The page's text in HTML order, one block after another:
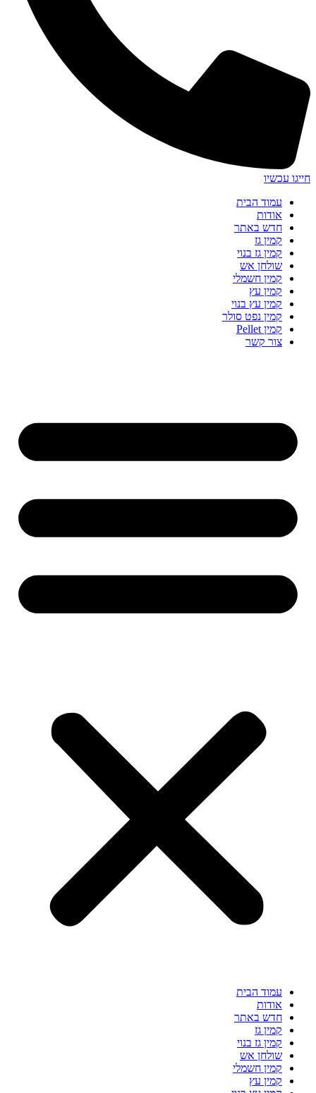
חייגו עכשיו
עמוד הבית
אודות
חדש באתר
קמין גז
קמין גז בנוי
שולחן אש
קמין חשמלי
קמין עץ
קמין עץ בנוי
קמין נפט סולר
קמין Pellet
צור קשר
עמוד הבית
אודות
חדש באתר
קמין גז
קמין גז בנוי
שולחן אש
קמין חשמלי
קמין עץ